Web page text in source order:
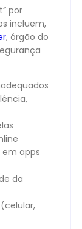
por
incluem,
, órgão do
apps
da